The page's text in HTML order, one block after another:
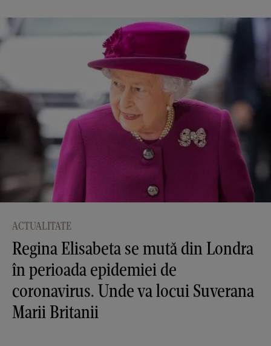
ACTUALITATE
Regina Elisabeta se mută din Londra
în perioada epidemiei de
coronavirus. Unde va locui Suverana
Marii Britanii